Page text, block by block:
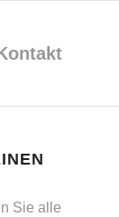
Sie alle